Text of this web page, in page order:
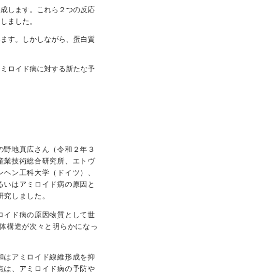
成します。これら２つの反応
ました。
す。しかしながら、蛋白質
ロイド病に対する新たな予
地真広さん（令和２年３
業技術総合研究所、エトヴ
ン工科大学（ドイツ）、
はアミロイド病の原因と
しました。
イド病の原因物質として世
構造が次々と明らかになっ
アミロイド線維形成を抑
は、アミロイド病の予防や